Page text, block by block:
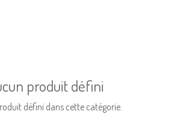
produit défini
défini dans cette catégorie.